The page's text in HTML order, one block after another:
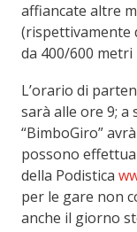
affiancate altre
(rispettivamente
da 400/600
L’orario di
sarà alle ore 9; a
“BimboGiro”
possono
della Podistica
per le gare non
anche il giorno